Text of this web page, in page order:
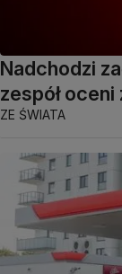
Nadchodzi
zespół
ZE ŚWIATA